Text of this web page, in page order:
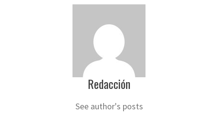
Redacción
See author's posts